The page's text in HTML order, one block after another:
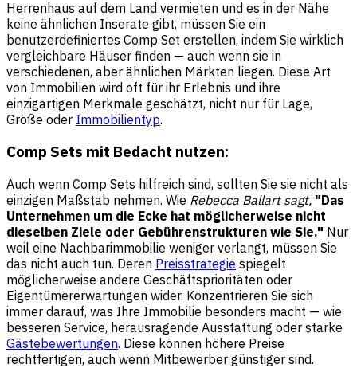
Herrenhaus auf dem Land vermieten und es in der Nähe
keine ähnlichen Inserate gibt, müssen Sie ein
benutzerdefiniertes Comp Set erstellen, indem Sie wirklich
vergleichbare Häuser finden — auch wenn sie in
verschiedenen, aber ähnlichen Märkten liegen. Diese Art
von Immobilien wird oft für ihr Erlebnis und ihre
einzigartigen Merkmale geschätzt, nicht nur für Lage,
Größe oder Immobilientyp.
Comp Sets mit Bedacht nutzen:
Auch wenn Comp Sets hilfreich sind, sollten Sie sie nicht als
einzigen Maßstab nehmen. Wie Rebecca Ballart sagt, "Das
Unternehmen um die Ecke hat möglicherweise nicht
dieselben Ziele oder Gebührenstrukturen wie Sie." Nur
weil eine Nachbarimmobilie weniger verlangt, müssen Sie
das nicht auch tun. Deren Preisstrategie spiegelt
möglicherweise andere Geschäftsprioritäten oder
Eigentümererwartungen wider. Konzentrieren Sie sich
immer darauf, was Ihre Immobilie besonders macht — wie
besseren Service, herausragende Ausstattung oder starke
Gästebewertungen. Diese können höhere Preise
rechtfertigen, auch wenn Mitbewerber günstiger sind.